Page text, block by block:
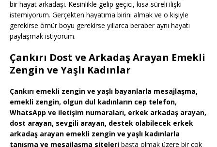
bir hayat arkadaşı. Kesinlikle gelip geçici, kısa süreli ilişki
istemiyorum. Gerçekten hayatıma birini almak ve o kişiyle
gerekirse ömür boyu gerekirse yıllarca beraber aynı hayatı
paylaşmak istiyorum.
Çankırı Dost ve Arkadaş Arayan Emekli
Zengin ve Yaşlı Kadınlar
Çankırı emekli zengin ve yaşlı bayanlarla mesajlaşma,
emekli zengin, olgun dul kadınların cep telefon,
WhatsApp ve iletişim numaraları, erkek arkadaş arayan,
dost arayan, sevgili arayan, destek olabilecek erkek
arkadaş arayan emekli zengin ve yaşlı kadınlarla
tanışma ve mesajlaşma siteleri başta olmak üzere bir çok